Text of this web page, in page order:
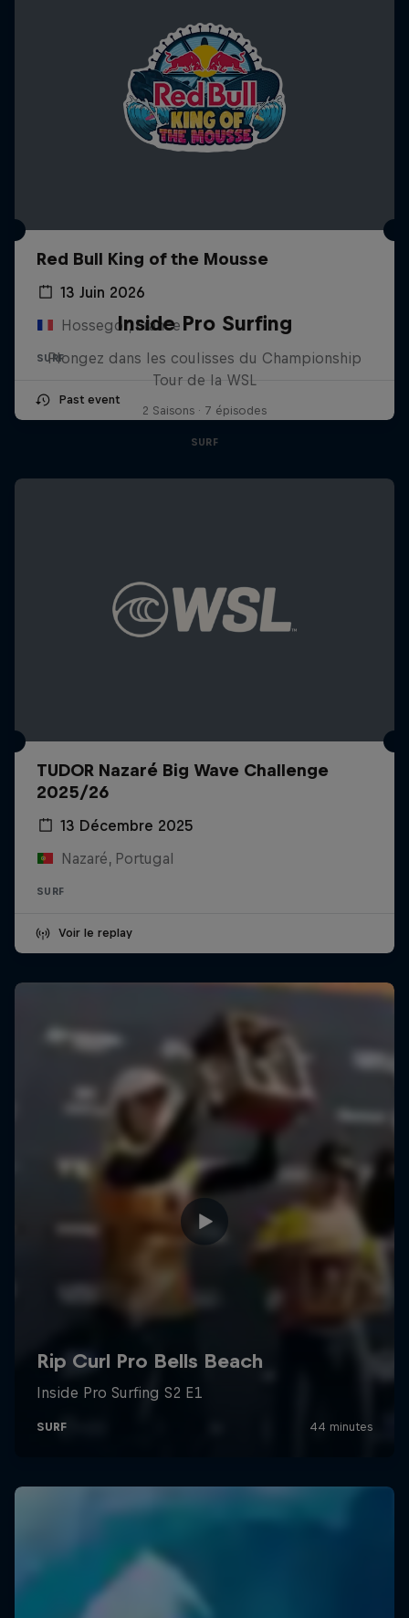
Red Bull King of the Mousse
13 Juin 2026
Hossegor, France
SURF
Past event
Inside Pro Surfing
Plongez dans les coulisses du Championship
Tour de la WSL
2 Saisons · 7 épisodes
SURF
TUDOR Nazaré Big Wave Challenge
2025/26
13 Décembre 2025
Nazaré, Portugal
SURF
Voir le replay